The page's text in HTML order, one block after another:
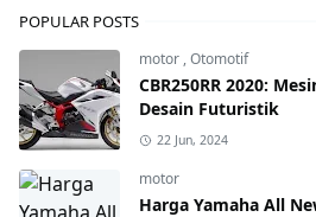
POPULAR POSTS
motor ,Otomotif
CBR250RR 2020:
Desain Futuristik
22 Jun, 2024
motor
Harga Yamaha All